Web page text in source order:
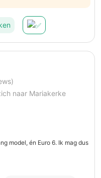
naar Mariakerke
model, én Euro 6. Ik mag dus